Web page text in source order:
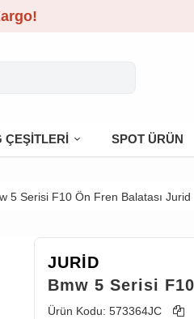
ÇEŞİTLERİ SPOT ÜRÜN
5 Serisi F10 Ön Fren Balatası Jurid
JURİD
Bmw 5 Serisi
Ürün Kodu: 573364JC